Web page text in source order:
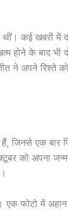
कई खबरों में
होने के बाद
ने अपने रिश्ते
जिनसे एक बार
को अपना
एक फोटो में